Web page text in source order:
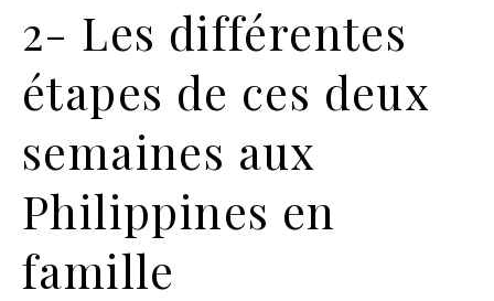
2- Les différentes
étapes de ces deux
semaines aux
Philippines en
famille